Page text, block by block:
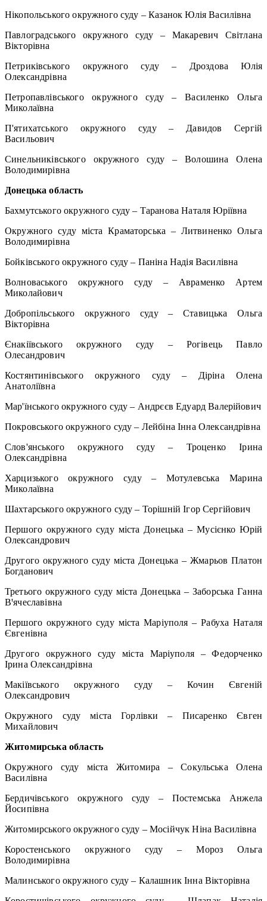
Нікопольського окружного суду – Казанок Юлія Василівна
Павлоградського окружного суду – Макаревич Світлана
Вікторівна
Петриківського окружного суду – Дроздова Юлія
Олександрівна
Петропавлівського окружного суду – Василенко Ольга
Миколаївна
П'ятихатського окружного суду – Давидов Сергій
Васильович
Синельниківського окружного суду – Волошина Олена
Володимирівна
Донецька область
Бахмутського окружного суду – Таранова Наталя Юріївна
Окружного суду міста Краматорська – Литвиненко Ольга
Володимирівна
Бойківського окружного суду – Паніна Надія Василівна
Волноваського окружного суду – Авраменко Артем
Миколайович
Добропільського окружного суду – Ставицька Ольга
Вікторівна
Єнакіївського окружного суду – Рогівець Павло
Олесандрович
Костянтинівського окружного суду – Діріна Олена
Анатоліївна
Мар'їнського окружного суду – Андрєєв Едуард Валерійович
Покровського окружного суду – Лейбіна Інна Олександрівна
Слов'янського окружного суду – Троценко Ірина
Олександрівна
Харцизького окружного суду – Мотулевська Марина
Миколаївна
Шахтарського окружного суду – Торішній Ігор Сергійович
Першого окружного суду міста Донецька – Мусієнко Юрій
Олександрович
Другого окружного суду міста Донецька – Жмарьов Платон
Богданович
Третього окружного суду міста Донецька – Заборська Ганна
Вꞌячеславівна
Першого окружного суду міста Маріуполя – Рабуха Наталя
Євгенівна
Другого окружного суду міста Маріуполя – Федорченко
Ірина Олександрівна
Макіївського окружного суду – Кочин Євгеній
Олександрович
Окружного суду міста Горлівки – Писаренко Євген
Михайлович
Житомирська область
Окружного суду міста Житомира – Сокульська Олена
Василівна
Бердичівського окружного суду – Постемська Анжела
Йосипівна
Житомирського окружного суду – Мосійчук Ніна Василівна
Коростенського окружного суду – Мороз Ольга
Володимирівна
Малинського окружного суду – Калашник Інна Вікторівна